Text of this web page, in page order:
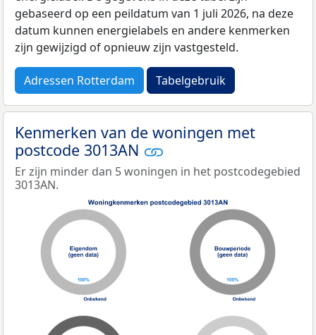
gebaseerd op een peildatum van 1 juli 2026, na deze
datum kunnen energielabels en andere kenmerken
zijn gewijzigd of opnieuw zijn vastgesteld.
Adressen Rotterdam Tabelgebruik
Kenmerken van de woningen met
postcode 3013AN
Er zijn minder dan 5 woningen in het postcodegebied
3013AN.